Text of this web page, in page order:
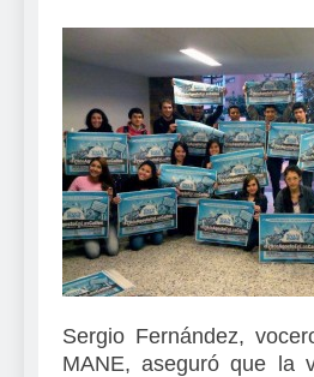
Sergio Fernández,
MANE, aseguró que la